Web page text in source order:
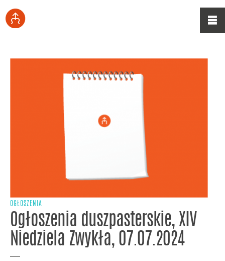
OGŁOSZENIA
Ogłoszenia duszpasterskie, XIV
Niedziela Zwykła, 07.07.2024